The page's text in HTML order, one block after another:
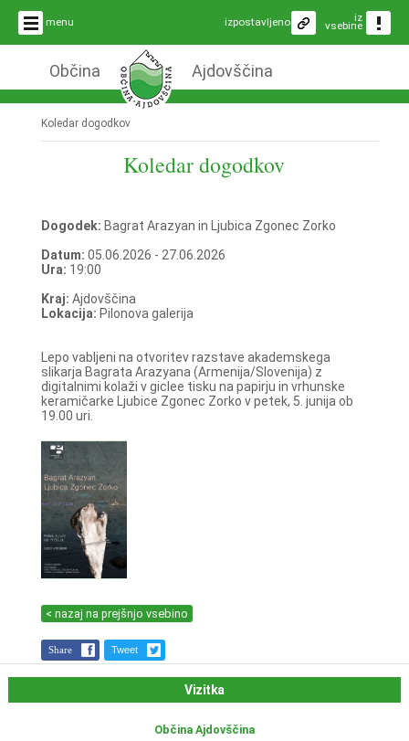
menu iz
vsebine
izpostavljeno
Občina Ajdovščina
Koledar dogodkov
Koledar dogodkov
Dogodek: Bagrat Arazyan in Ljubica Zgonec Zorko
Datum: 05.06.2026 - 27.06.2026
Ura: 19:00
Kraj: Ajdovščina
Lokacija: Pilonova galerija
Lepo vabljeni na otvoritev razstave akademskega
slikarja Bagrata Arazyana (Armenija/Slovenija) z
digitalnimi kolaži v giclee tisku na papirju in vrhunske
keramičarke Ljubice Zgonec Zorko v petek, 5. junija ob
19.00 uri.
< nazaj na prejšnjo vsebino
Share Tweet
Vizitka
Občina Ajdovščina